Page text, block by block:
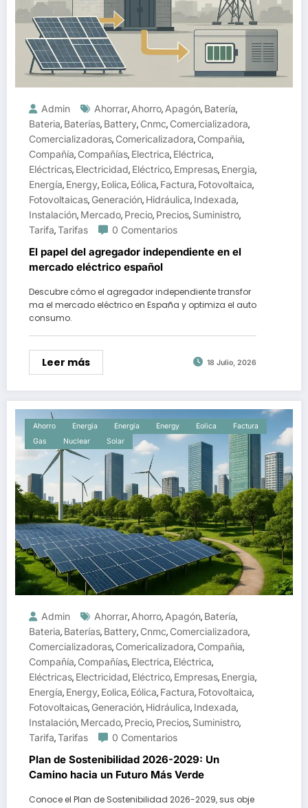
Admin Ahorrar, Ahorro, Apagón, Batería,
Bateria, Baterías, Battery, Cnmc, Comercializadora,
Comercializadoras, Comericalizadora, Compañia,
Compañía, Compañías, Electrica, Eléctrica,
Eléctricas, Electricidad, Eléctrico, Empresas, Energia,
Energía, Energy, Eolica, Eólica, Factura, Fotovoltaica,
Fotovoltaicas, Generación, Hidráulica, Indexada,
Instalación, Mercado, Precio, Precios, Suministro,
Tarifa,Tarifas 0 Comentarios
El papel del agregador independiente en el
mercado eléctrico español
Descubre cómo el agregador independiente transfor
ma el mercado eléctrico en España y optimiza el auto
consumo.
Leer más 18 Julio, 2026
Ahorro Energia Energía Energy Eolica
Factura
Gas
Nuclear Solar
Admin Ahorrar, Ahorro, Apagón, Batería,
Bateria, Baterías, Battery, Cnmc, Comercializadora,
Comercializadoras, Comericalizadora, Compañia,
Compañía, Compañías, Electrica, Eléctrica,
Eléctricas, Electricidad, Eléctrico, Empresas, Energia,
Energía, Energy, Eolica, Eólica, Factura, Fotovoltaica,
Fotovoltaicas, Generación, Hidráulica, Indexada,
Instalación, Mercado, Precio, Precios, Suministro,
Tarifa,Tarifas 0 Comentarios
Plan de Sostenibilidad 2026-2029: Un
Camino hacia un Futuro Más Verde
Conoce el Plan de Sostenibilidad 2026-2029, sus obje